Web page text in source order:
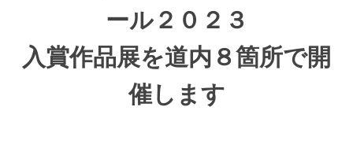
ール２０２３
入賞作品展を道内８箇所で開
催します